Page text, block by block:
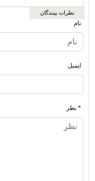
نظرات بینندگان
نام
ایمیل
* نظر